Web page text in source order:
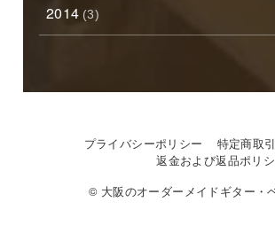
2014 (3)
プライバシーポリシー
特定商取
返金および返品ポリ
© 大阪のオーダーメイドギター・